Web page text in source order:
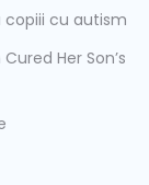
copiii cu autism
Her Son’s